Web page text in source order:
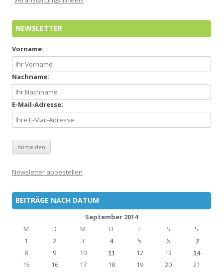
NEWSLETTER
Vorname:
Nachname:
E-Mail-Adresse:
Newsletter abbestellen
BEITRÄGE NACH DATUM
September 2014
M
D M D F S
S
1
2 3 4 5 6
7
8
9 10 11 12 13
14
15
16 17 18 19 20
21